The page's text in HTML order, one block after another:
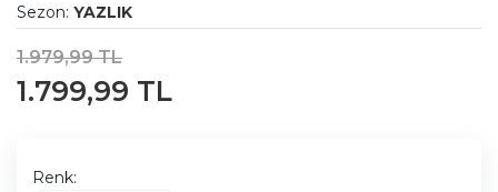
Sezon: YAZLIK
1.979,99 TL
1.799,99 TL
Renk: